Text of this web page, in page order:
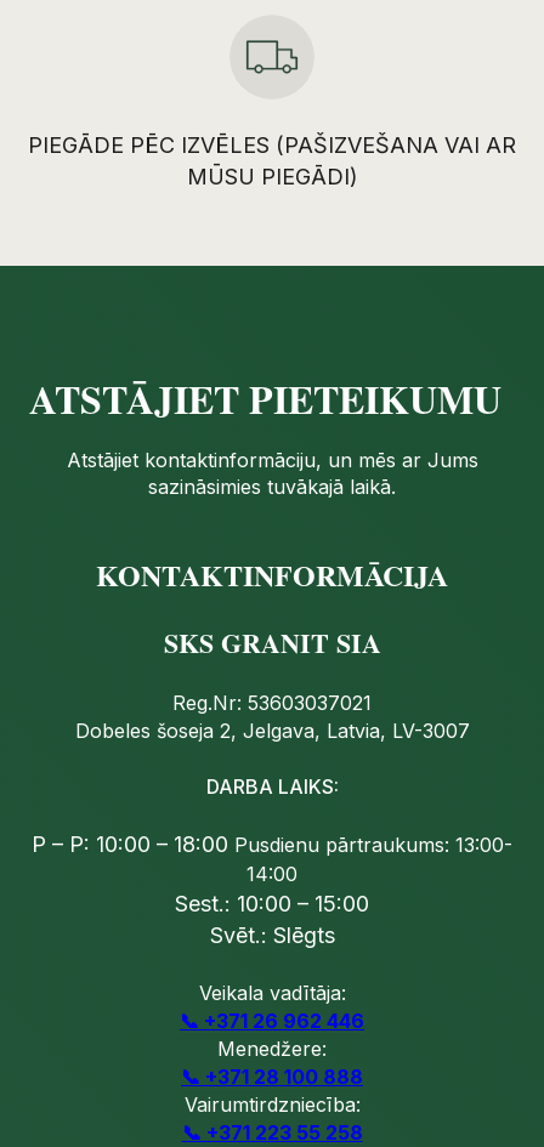
PIEGĀDE PĒC IZVĒLES (PAŠIZVEŠANA VAI AR
MŪSU PIEGĀDI)
ATSTĀJIET PIETEIKUMU
Atstājiet kontaktinformāciju, un mēs ar Jums
sazināsimies tuvākajā laikā.
KONTAKTINFORMĀCIJA
SKS GRANIT SIA
Reg.Nr: 53603037021
Dobeles šoseja 2, Jelgava, Latvia, LV-3007
DARBA LAIKS:
P – P: 10:00 – 18:00 Pusdienu pārtraukums: 13:00-
14:00
Sest.: 10:00 – 15:00
Svēt.: Slēgts
Veikala vadītāja:
📞 +371 26 962 446
Menedžere:
📞 +371 28 100 888
Vairumtirdzniecība:
📞 +371 223 55 258